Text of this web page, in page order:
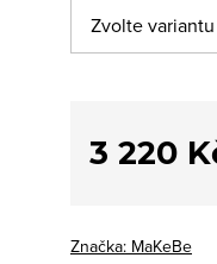
3 220
Značka: MaKeBe